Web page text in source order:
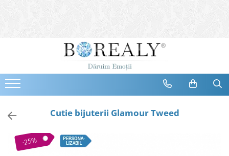
Bijuterii
Cercei
Bratari
Coliere
Brose
Tiare
Cutie bijuterii Glamour Tweed
-25%